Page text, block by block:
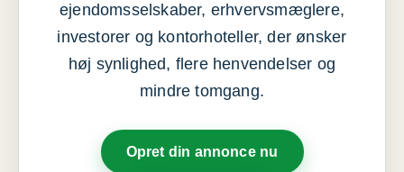
ejendomsselskaber, erhvervsmæglere,
investorer og kontorhoteller, der ønsker
høj synlighed, flere henvendelser og
mindre tomgang.
Opret din annonce nu